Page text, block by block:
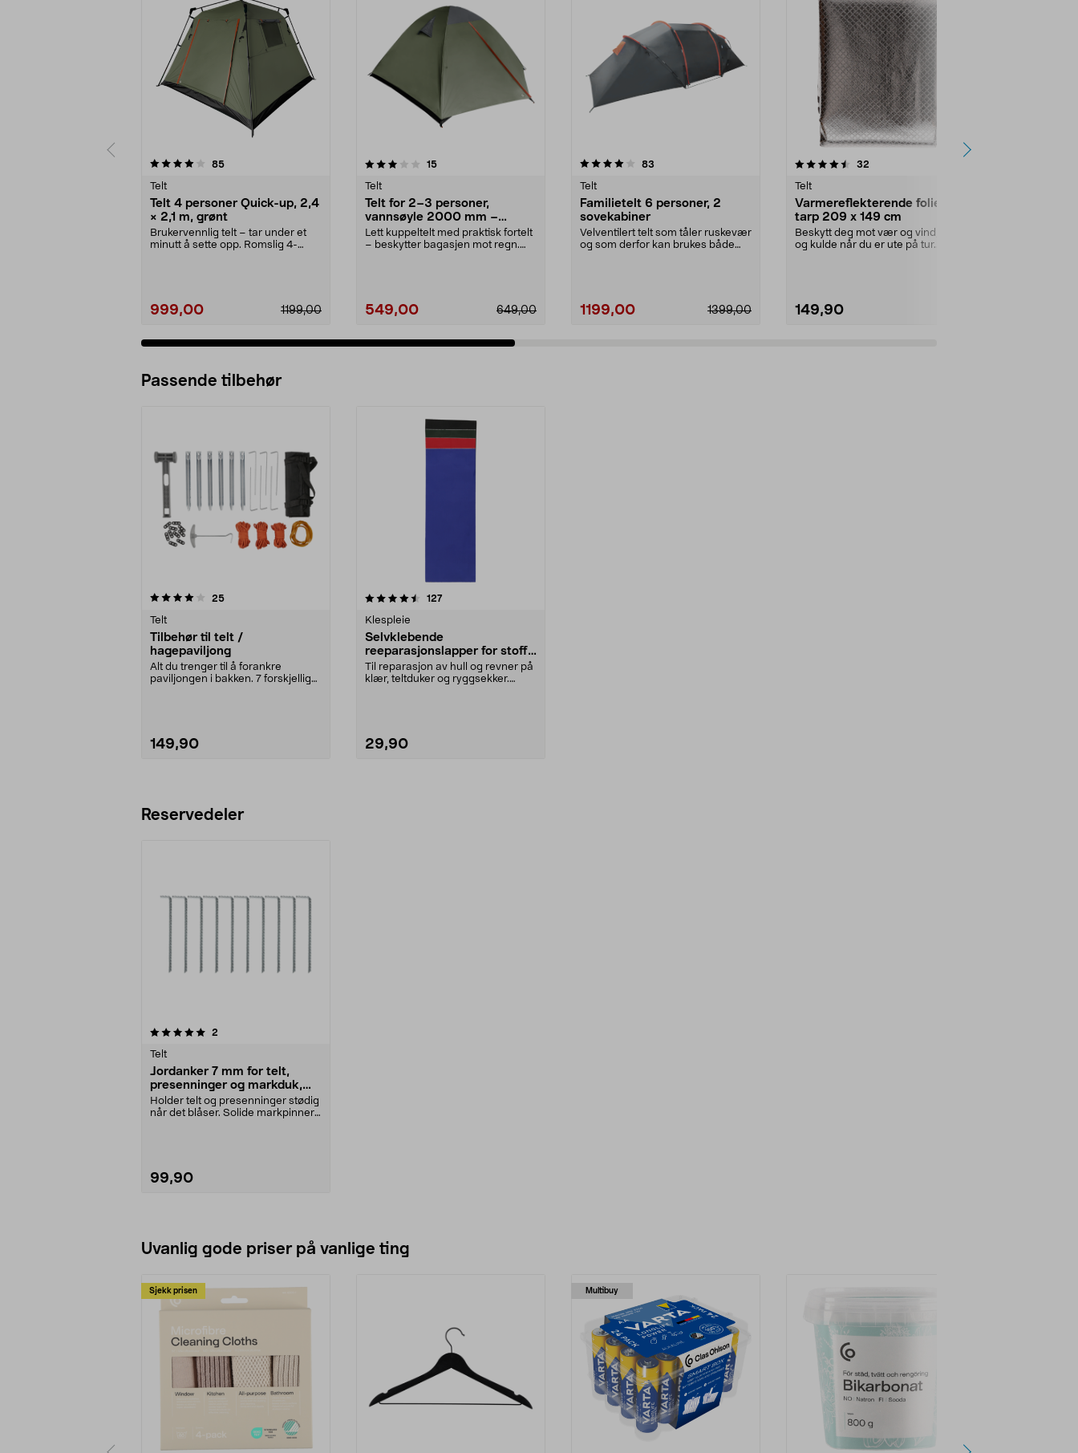
85anmeldelser
Telt
Telt 4 personer Quick-up, 2,4
× 2,1 m, grønt
Brukervennlig telt – tar under et
minutt å sette opp. Romslig 4-
999,00 1199,00
3.0 av 5 stjerner 15anmeldelser
Telt
Telt for 2–3 personer,
vannsøyle 2000 mm –
camping, fottur
Lett kuppeltelt med praktisk fortelt
– beskytter bagasjen mot regn.
549,00 649,00
4.0 av 5 stjerner 83
Telt
Familietelt 6 personer, 2
sovekabiner
Velventilert telt som tåler ruskevær
og som derfor kan brukes både
1199,00 1399,00
4.5 av 5 stjerner 32
Telt
Varmereflekterende folie/
tarp 209 x 149 cm
Beskytt deg mot vær og vind, regn
og kulde når du er ute på tur.
149,90
4.5 av 5 stjerner
Passende tilbehør
25anmeldelser
Telt
Tilbehør til telt /
hagepaviljong
Alt du trenger til å forankre
paviljongen i bakken. 7 forskjellige
149,90
4.5av 5 stjerner 127anmeldelser
Klespleie
Selvklebende
reeparasjonslapper for stoff,
4-pakning
Til reparasjon av hull og revner på
klær, teltduker og ryggsekker.
29,90
Reservedeler
2
Telt
Jordanker 7 mm for telt,
presenninger og markduk,
10-pakning
Holder telt og presenninger stødig
når det blåser. Solide markpinner
99,90
Uvanlig gode priser på vanlige ting
Sjekk prisen Multibuy